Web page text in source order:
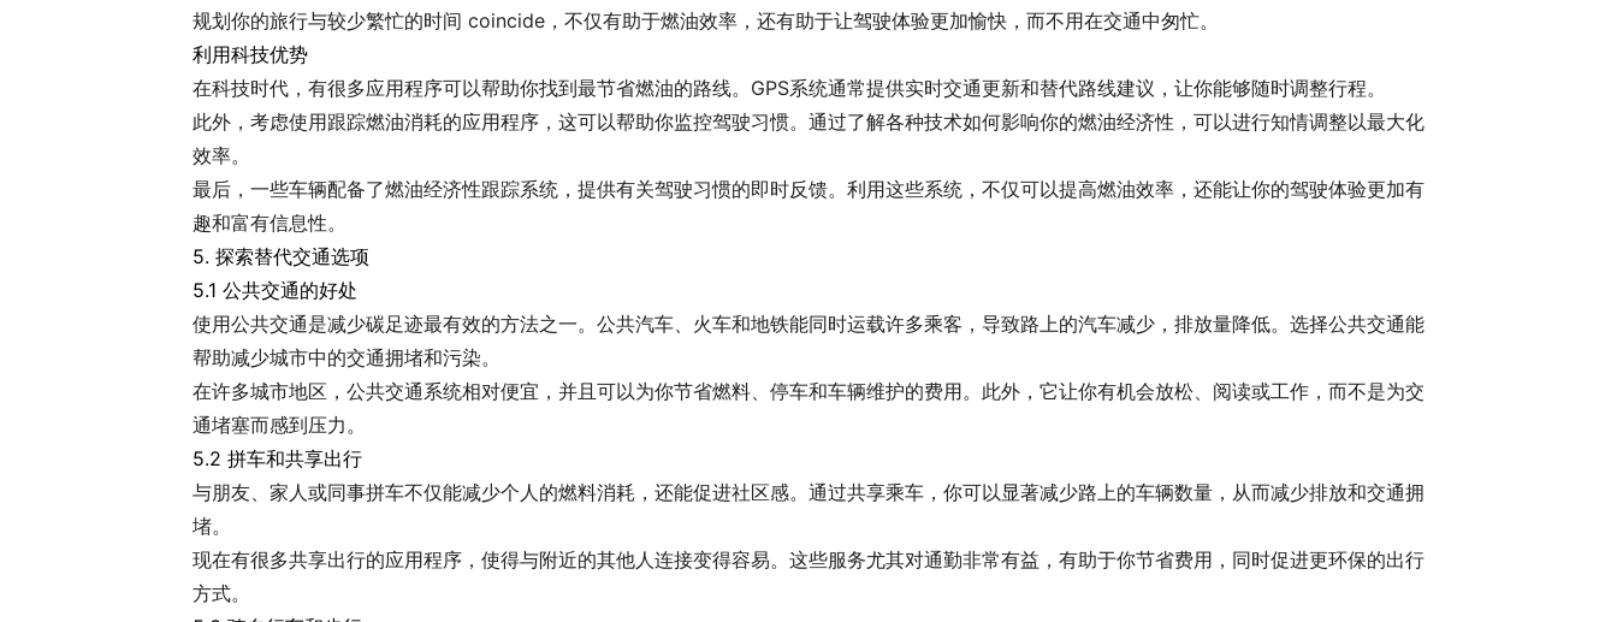
规划你的旅行与较少繁忙的时间 coincide，不仅有助于燃油效率，还有助于让驾驶体验更加愉快，而不用在交通中匆忙。
利用科技优势
在科技时代，有很多应用程序可以帮助你找到最节省燃油的路线。GPS系统通常提供实时交通更新和替代路线建议，让你能够随时调整行程。
此外，考虑使用跟踪燃油消耗的应用程序，这可以帮助你监控驾驶习惯。通过了解各种技术如何影响你的燃油经济性，可以进行知情调整以最大化
效率。
最后，一些车辆配备了燃油经济性跟踪系统，提供有关驾驶习惯的即时反馈。利用这些系统，不仅可以提高燃油效率，还能让你的驾驶体验更加有
趣和富有信息性。
5. 探索替代交通选项
5.1 公共交通的好处
使用公共交通是减少碳足迹最有效的方法之一。公共汽车、火车和地铁能同时运载许多乘客，导致路上的汽车减少，排放量降低。选择公共交通能
帮助减少城市中的交通拥堵和污染。
在许多城市地区，公共交通系统相对便宜，并且可以为你节省燃料、停车和车辆维护的费用。此外，它让你有机会放松、阅读或工作，而不是为交
通堵塞而感到压力。
5.2 拼车和共享出行
与朋友、家人或同事拼车不仅能减少个人的燃料消耗，还能促进社区感。通过共享乘车，你可以显著减少路上的车辆数量，从而减少排放和交通拥
堵。
现在有很多共享出行的应用程序，使得与附近的其他人连接变得容易。这些服务尤其对通勤非常有益，有助于你节省费用，同时促进更环保的出行
方式。